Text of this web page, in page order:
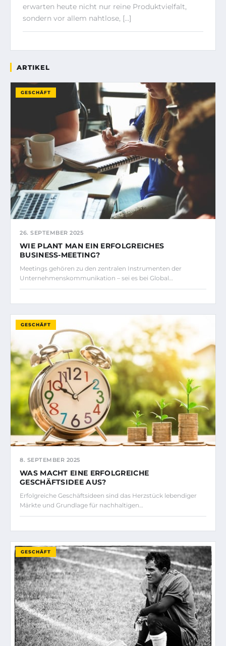
erwarten heute nicht nur reine Produktvielfalt,
sondern vor allem nahtlose, […]
ARTIKEL
GESCHÄFT
26. SEPTEMBER 2025
WIE PLANT MAN EIN ERFOLGREICHES
BUSINESS-MEETING?
Meetings gehören zu den zentralen Instrumenten der
Unternehmenskommunikation – sei es bei Global…
GESCHÄFT
8. SEPTEMBER 2025
WAS MACHT EINE ERFOLGREICHE
GESCHÄFTSIDEE AUS?
Erfolgreiche Geschäftsideen sind das Herzstück lebendiger
Märkte und Grundlage für nachhaltigen…
GESCHÄFT